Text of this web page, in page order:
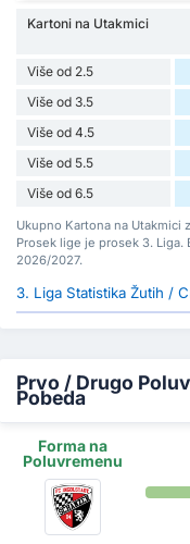
Kartoni na Utakmici
Više od 2.5
Više od 3.5
Više od 4.5
Više od 5.5
Više od 6.5
Ukupno Kartona na Utakmici
Prosek lige je prosek 3. Liga.
2026/2027.
3. Liga Statistika Žutih /
Prvo / Drugo
Pobeda
Forma na
Poluvremenu